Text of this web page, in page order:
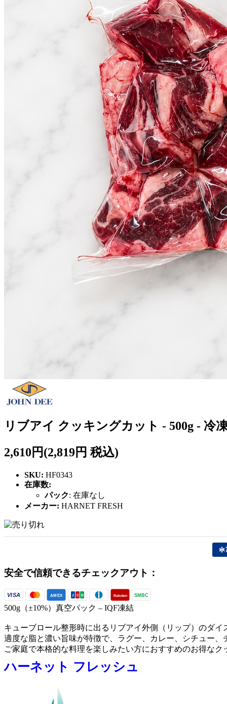
リブアイ クッキングカット - 500g - 冷
2,610円(2,819円 税込)
SKU: HF0343
在庫数:
パック: 在庫なし
メーカー: HARNET FRESH
安全で信頼できるチェックアウト：
VISA AMEX J C B Rakuten SMBC
500g（±10%）真空パック – IQF凍結
キューブロール整形時に出るリブアイ外側（リップ）のダイ
適度な脂と濃い旨味が特徴で、ラグー、カレー、シチュー
ご家庭で本格的な料理を楽しみたい方におすすめのお得なク
ハーネット フレッシュ